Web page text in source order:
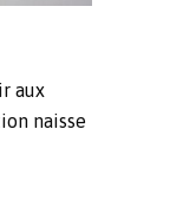
aux
naisse